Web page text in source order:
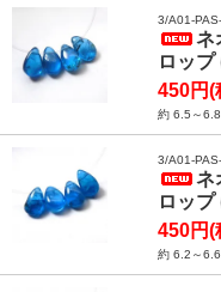
3/A01-
ネ
ロップ
450円(
約 6.5～
3/A01-
ネ
ロップ
450円(
約 6.2～